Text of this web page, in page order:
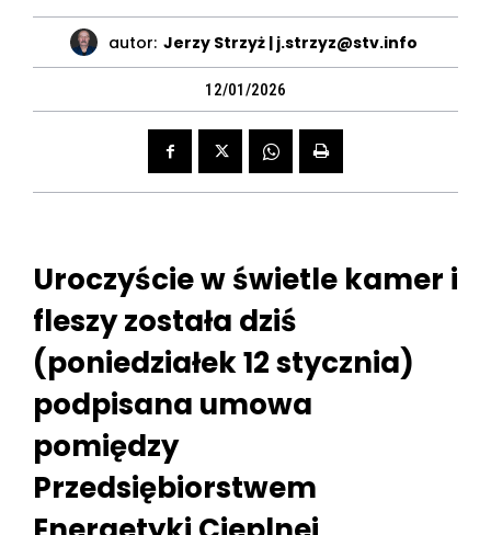
autor: Jerzy Strzyż | j.strzyz@stv.info
12/01/2026
Uroczyście w świetle kamer i
fleszy została dziś
(poniedziałek 12 stycznia)
podpisana umowa
pomiędzy
Przedsiębiorstwem